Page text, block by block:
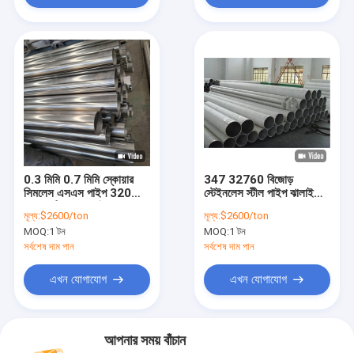
0.3 মিমি 0.7 মিমি স্কোয়ার
সিমলেস এসএস পাইপ 320
ডিআইএন জিসকো 316h
316L 316 304h 304L
মূল্য:$2600/ton
MOQ:1 টন
সর্বশেষ দাম পান
এখন যোগাযোগ
347 32760 বিজোড়
স্টেইনলেস স্টীল পাইপ ঝালাই
A789 6mm
মূল্য:$2600/ton
MOQ:1 টন
সর্বশেষ দাম পান
এখন যোগাযোগ
আপনার সময় বাঁচান